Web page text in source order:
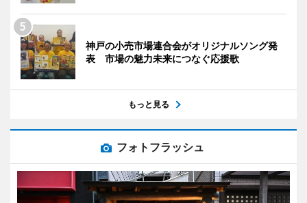
神戸の小売市場連合会がオリジナルソング発
表 市場の魅力未来につなぐ応援歌
もっと見る
フォトフラッシュ